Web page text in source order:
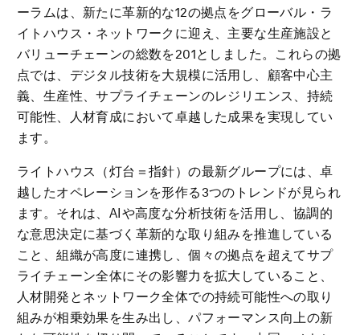
ーラムは、新たに革新的な12の拠点をグローバル・ラ
イトハウス・ネットワークに迎え、主要な生産施設と
バリューチェーンの総数を201としました。これらの拠
点では、デジタル技術を大規模に活用し、顧客中心主
義、生産性、サプライチェーンのレジリエンス、持続
可能性、人材育成において卓越した成果を実現してい
ます。
ライトハウス（灯台＝指針）の最新グループには、卓
越したオペレーションを形作る3つのトレンドが見られ
ます。それは、AIや高度な分析技術を活用し、協調的
な意思決定に基づく革新的な取り組みを推進している
こと、組織が高度に連携し、個々の拠点を超えてサプ
ライチェーン全体にその影響力を拡大していること、
人材開発とネットワーク全体での持続可能性への取り
組みが相乗効果を生み出し、パフォーマンス向上の新